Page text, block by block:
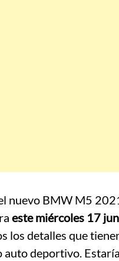
nuevo BMW M5
este miércoles 17
los detalles que
auto deportivo.